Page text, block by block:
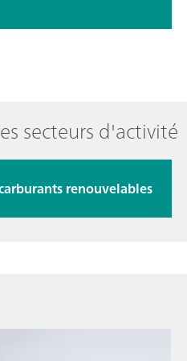
secteurs d'activité
renouvelables